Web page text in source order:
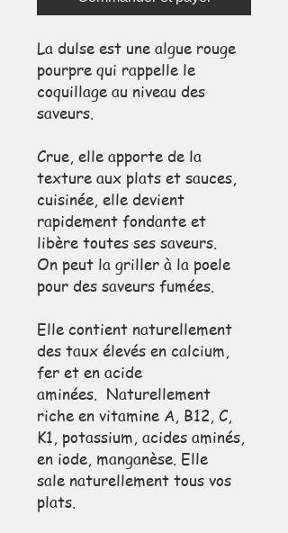
La dulse est une algue rouge
pourpre qui rappelle le
coquillage au niveau des
saveurs.
Crue, elle apporte de la
texture aux plats et sauces,
cuisinée, elle devient
rapidement fondante et
libère toutes ses saveurs.
On peut la griller à la poele
pour des saveurs fumées.
Elle contient naturellement
des taux élevés en calcium,
fer et en acide
aminées. Naturellement
riche en vitamine A, B12, C,
K1, potassium, acides aminés,
en iode, manganèse. Elle
sale naturellement tous vos
plats.